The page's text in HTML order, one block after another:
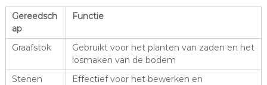
Gereedsch
ap
Functie
Graafstok
Gebruikt voor het planten van zaden en het
losmaken van de bodem
Stenen
Effectief voor het bewerken en